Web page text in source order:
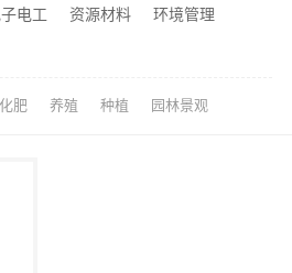
电工 资源材料
环境管理
化肥 养殖 种植 园林景观